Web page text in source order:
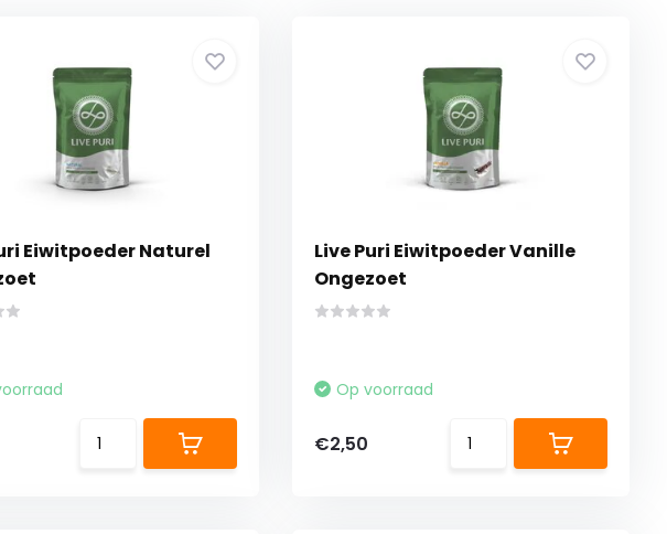
Eiwitpoeder Naturel
Live Puri Eiwitpoeder Vanille
Ongezoet
Op voorraad
€2,50